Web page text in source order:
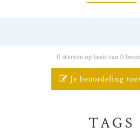
0 sterren op basis van 0
Je beoordeling
TAGS